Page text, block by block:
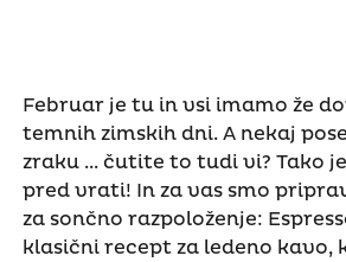
Februar je tu in vsi imamo že
temnih zimskih dni. A nekaj
zraku ... čutite to tudi vi? Tako
pred vrati! In za vas smo
za sončno razpoloženje:
klasični recept za ledeno kavo,